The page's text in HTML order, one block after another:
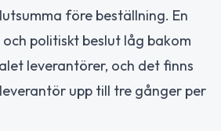
före beställning. En
politiskt beslut låg bakom
leverantörer, och det finns
upp till tre gånger per